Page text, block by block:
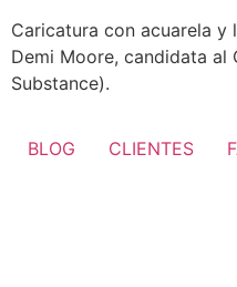
Caricatura con acuarela
Demi Moore, candidata al
Substance).
BLOG CLIENTES